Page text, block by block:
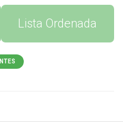
Lista Ordenada